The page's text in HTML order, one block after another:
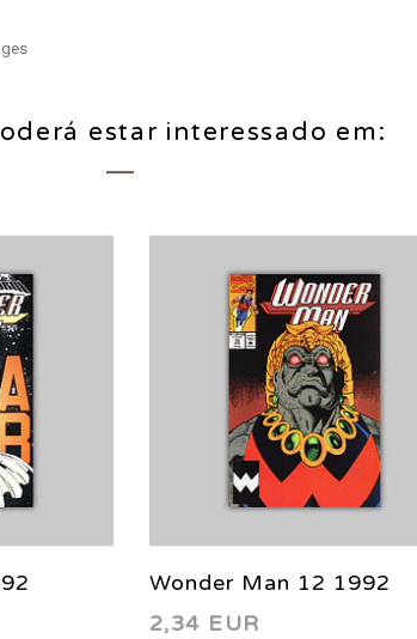
estar interessado em:
Wonder Man 12 1992
2,34 EUR